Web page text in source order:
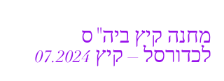
מחנה קיץ ביה"ס
לכדורסל – קיץ 07.2024